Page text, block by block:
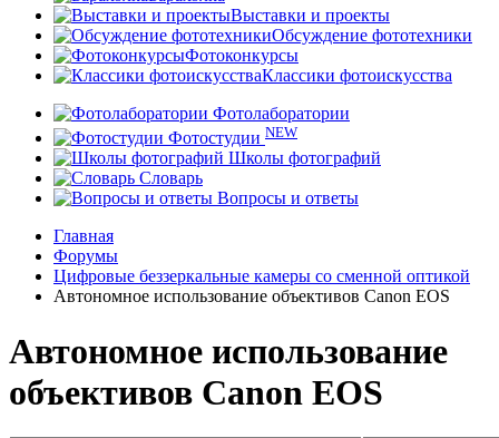
Выставки и проекты
Обсуждение фототехники
Фотоконкурсы
Классики фотоискусства
Фотолаборатории
Фотостудии NEW
Школы фотографий
Словарь
Вопросы и ответы
Главная
Форумы
Цифровые беззеркальные камеры со сменной оптикой
Автономное использование объективов Canon EOS
Автономное использование
объективов Canon EOS